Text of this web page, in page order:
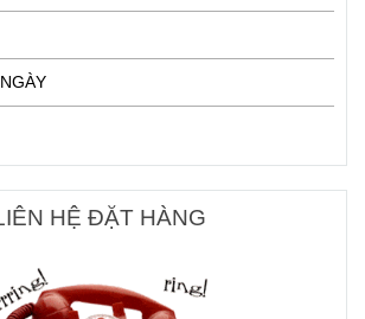
HỆ ĐẶT HÀNG